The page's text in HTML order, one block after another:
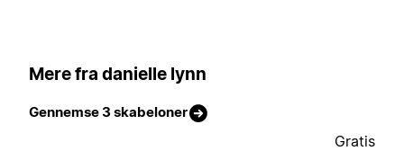
Mere fra danielle lynn
Gennemse 3 skabeloner
Gratis